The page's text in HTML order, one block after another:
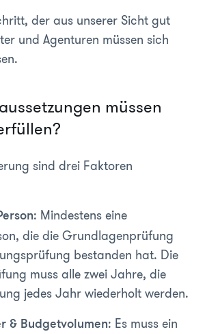
der aus unserer Sicht gut
und Agenturen müssen sich
müssen
sind drei Faktoren
: Mindestens eine
die die Grundlagenprüfung
bestanden hat. Die
muss alle zwei Jahre, die
jedes Jahr wiederholt werden.
& Budgetvolumen: Es muss ein